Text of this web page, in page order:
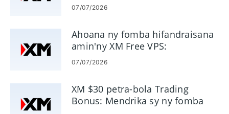
teknika 100+, overlay
fahana vaovao Dow
- Manolotra sehatra
voalamina tsara
fikarohana ambony
an'ny kaonty varotra
07/07/2026
Ahoana ny fomba hifandraisana
amin'ny XM Free VPS:
Fametrahana sy fidirana lavitra
07/07/2026
XM $30 petra-bola Trading
Bonus: Mendrika sy ny fomba